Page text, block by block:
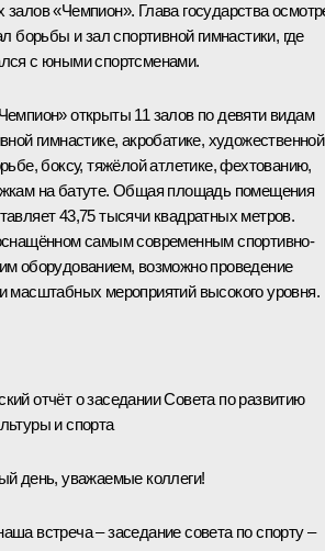
залов «Чемпион». Глава государства
борьбы и зал спортивной гимнастики, где
с юными спортсменами.
открыты 11 залов по девяти видам
гимнастике, акробатике, художественной
боксу, тяжёлой атлетике, фехтованию,
на батуте. Общая площадь помещения
43,75 тысячи квадратных метров.
самым современным спортивно-
оборудованием, возможно проведение
масштабных мероприятий высокого уровня.
отчёт о заседании Совета по развитию
и спорта
день, уважаемые коллеги!
встреча – заседание совета по спорту –